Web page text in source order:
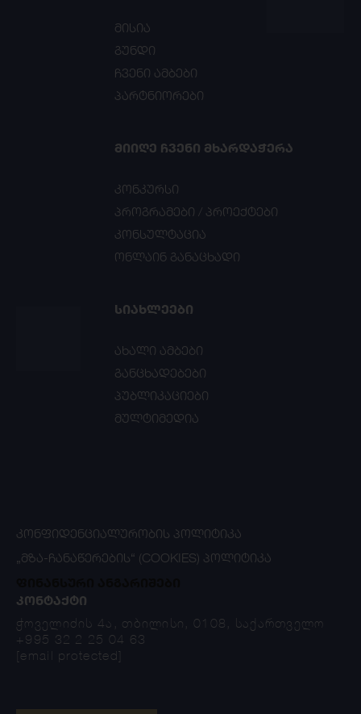
მისია
გუნდი
ჩვენი ამბები
პარტნიორები
ᲛᲘᲘᲦᲔ ᲩᲕᲔᲜᲘ ᲛᲮᲐᲠᲓᲐᲭᲔᲠᲐ
კონკურსი
პროგრამები / პროექტები
კონსულტაცია
ონლაინ განაცხადი
ᲡᲘᲐᲮᲚᲔᲔᲑᲘ
ახალი ამბები
განცხადებები
პუბლიკაციები
მულტიმედია
ᲙᲝᲜᲤᲘᲓᲔᲜᲪᲘᲐᲚᲣᲠᲝᲑᲘᲡ ᲞᲝᲚᲘᲢᲘᲙᲐ
„ᲛᲖᲐ-ᲩᲐᲜᲐᲬᲔᲠᲔᲑᲘᲡ“ (COOKIES) ᲞᲝᲚᲘᲢᲘᲙᲐ
ᲙᲝᲜᲢᲐᲥᲢᲘ
ჭოველიძის 4ა, თბილისი, 0108, საქართველო
+995 32 2 25 04 63
[email protected]